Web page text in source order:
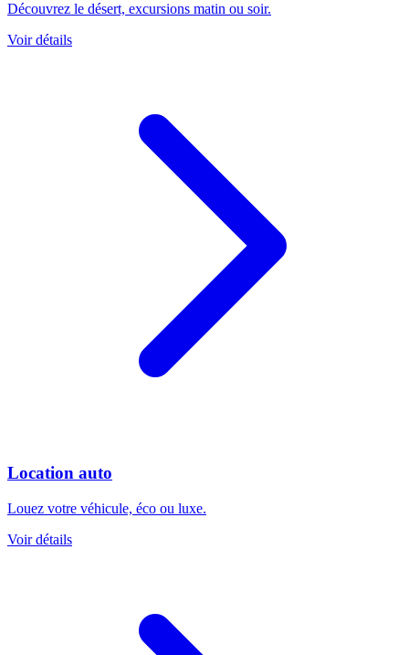
Découvrez le désert, excursions matin ou soir.
Voir détails
Location auto
Louez votre véhicule, éco ou luxe.
Voir détails